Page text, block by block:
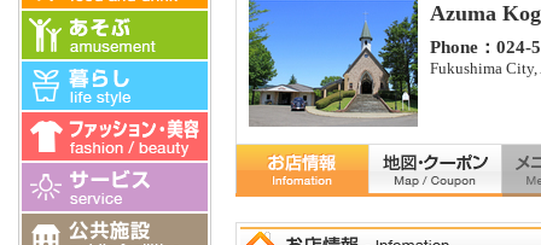
Azuma
Phone：024-
Fukushima City,